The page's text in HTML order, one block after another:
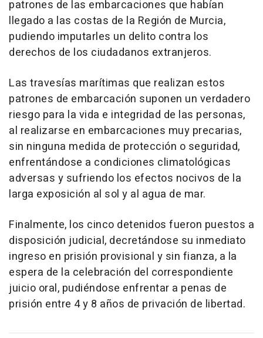
patrones de las embarcaciones que habían
llegado a las costas de la Región de Murcia,
pudiendo imputarles un delito contra los
derechos de los ciudadanos extranjeros.
Las travesías marítimas que realizan estos
patrones de embarcación suponen un verdadero
riesgo para la vida e integridad de las personas,
al realizarse en embarcaciones muy precarias,
sin ninguna medida de protección o seguridad,
enfrentándose a condiciones climatológicas
adversas y sufriendo los efectos nocivos de la
larga exposición al sol y al agua de mar.
Finalmente, los cinco detenidos fueron puestos a
disposición judicial, decretándose su inmediato
ingreso en prisión provisional y sin fianza, a la
espera de la celebración del correspondiente
juicio oral, pudiéndose enfrentar a penas de
prisión entre 4 y 8 años de privación de libertad.